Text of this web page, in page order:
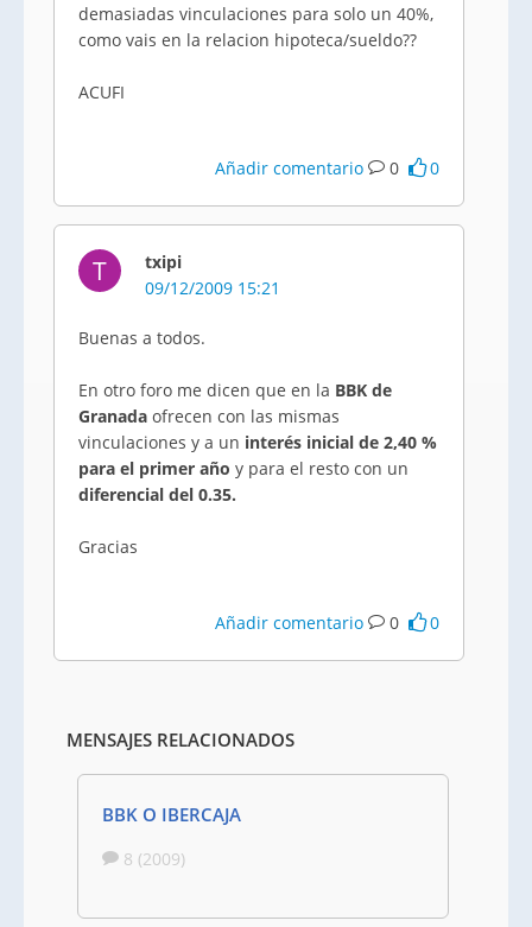
demasiadas vinculaciones para solo un 40%,
como vais en la relacion hipoteca/sueldo??
ACUFI
Añadir comentario 0 0
T
txipi
09/12/2009 15:21
Buenas a todos.
En otro foro me dicen que en la BBK de
Granada ofrecen con las mismas
vinculaciones y a un interés inicial de 2,40 %
para el primer año y para el resto con un
diferencial del 0.35.
Gracias
Añadir comentario 0 0
MENSAJES RELACIONADOS
BBK O IBERCAJA
8 (2009)